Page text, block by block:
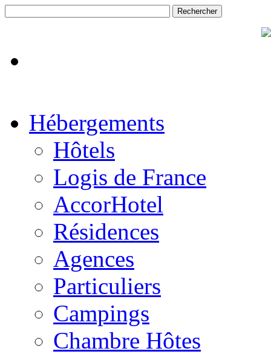
Hébergements
Hôtels
Logis de France
AccorHotel
Résidences
Agences
Particuliers
Campings
Chambre Hôtes